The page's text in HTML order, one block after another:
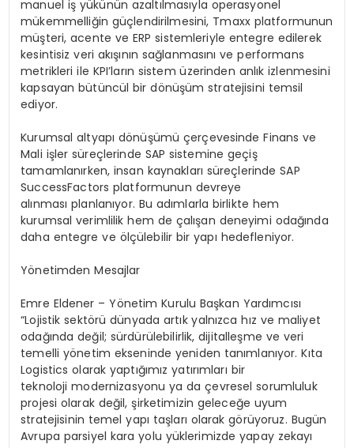
manuel iş yükünün azaltılmasıyla operasyonel
mükemmelliğin güçlendirilmesini, Tmaxx platformunun
müşteri, acente ve ERP sistemleriyle entegre edilerek
kesintisiz veri akışının sağlanmasını ve performans
metrikleri ile KPI’ların sistem üzerinden anlık izlenmesini
kapsayan bütüncül bir dönüşüm stratejisini temsil
ediyor.
Kurumsal altyapı dönüşümü çerçevesinde Finans ve
Mali işler süreçlerinde SAP sistemine geçiş
tamamlanırken, insan kaynakları süreçlerindeSAP
SuccessFactors platformunun devreye
alınması planlanıyor. Bu adımlarla birlikte hem
kurumsal verimlilik hem de çalışan deneyimi odağında
daha entegre ve ölçülebilir bir yapı hedefleniyor.
Yönetimden Mesajlar
Emre Eldener – Yönetim Kurulu Başkan Yardımcısı
“Lojistik sektörü dünyada artık yalnızca hız ve maliyet
odağında değil; sürdürülebilirlik, dijitalleşme ve veri
temelli yönetim ekseninde yeniden tanımlanıyor. Kıta
Logistics olarak yaptığımız yatırımları bir
teknoloji modernizasyonu ya da çevresel sorumluluk
projesi olarak değil, şirketimizin geleceğe uyum
stratejisinin temel yapı taşları olarak görüyoruz. Bugün
Avrupa parsiyel kara yolu yüklerimizde yapay zekayı